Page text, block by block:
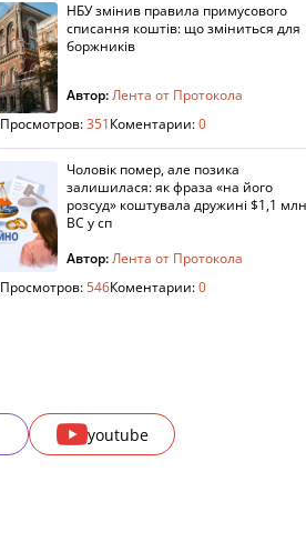
НБУ змінив правила примусового
списання коштів: що зміниться для
боржників
Автор:Лента от Протокола
Просмотров:351Коментарии:0
Чоловік помер, але позика
залишилася: як фраза «на його
розсуд» коштувала дружині $1,1
ВС у сп
Автор:Лента от Протокола
Просмотров:546Коментарии:0
youtube